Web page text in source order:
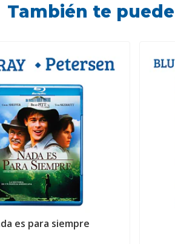
También te
es para siempre